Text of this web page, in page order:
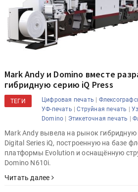
Mark Andy и Domino вместе
гибридную серию iQ Press
ТЕГИ Цифровая печать |
УФ-печать |Струйная печать |
Domino | Этикеточная печать |
Mark Andy вывела на рынок
Digital Series iQ, построенную на базе
платформы Evolution и оснащённую
Domino N610i.
Читать далее